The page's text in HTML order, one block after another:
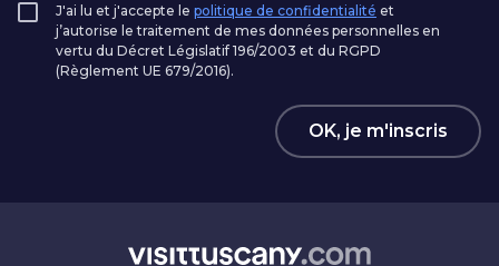
J'ai lu et j'accepte le politique de confidentialité et
j’autorise le traitement de mes données personnelles en
vertu du Décret Législatif 196/2003 et du RGPD
(Règlement UE 679/2016).
OK, je m'inscris